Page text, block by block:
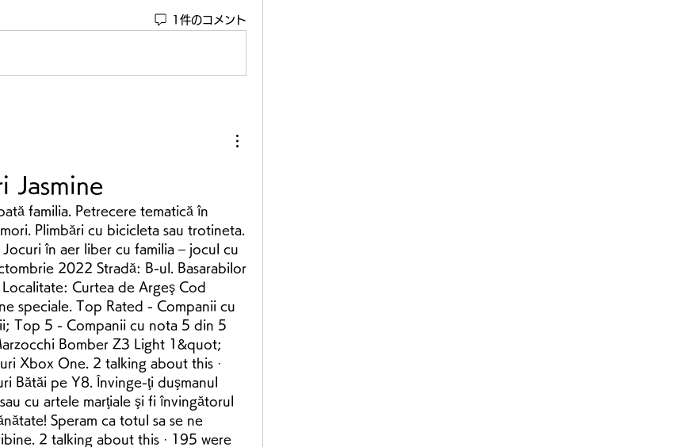
1件のコメント
Jasmine
familia. Petrecere tematică în
Plimbări cu bicicleta sau trotineta.
în aer liber cu familia – jocul cu
2022 Stradă: B-ul. Basarabilor
Curtea de Argeş Cod
speciale. Top Rated - Companii cu
Top 5 - Companii cu nota 5 din 5
Bomber Z3 Light 1&quot;
Xbox One. 2 talking about this ·
Bătăi pe Y8. Învinge-ţi duşmanul
cu artele marţiale şi fi învingătorul
Speram ca totul sa se ne
2 talking about this · 195 were